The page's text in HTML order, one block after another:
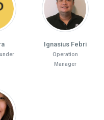
Ignasius Febri
Operation
Manager